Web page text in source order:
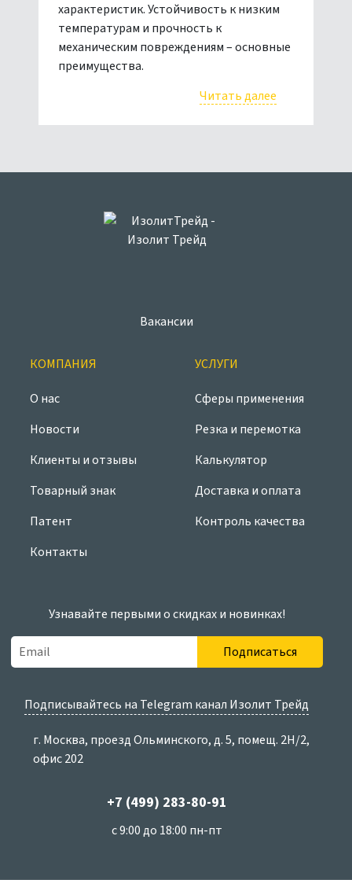
характеристик. Устойчивость к низким
температурам и прочность к
механическим повреждениям – основные
преимущества.
Читать далее
Вакансии
КОМПАНИЯ
О нас
Новости
Клиенты и отзывы
Товарный знак
Патент
Контакты
УСЛУГИ
Сферы применения
Резка и перемотка
Калькулятор
Доставка и оплата
Контроль качества
Узнавайте первыми о скидках и новинках!
Подписаться
Подписывайтесь на Telegram канал Изолит Трейд
г. Москва, проезд Ольминского, д. 5, помещ. 2Н/2,
офис 202
+7 (499) 283-80-91
с 9:00 до 18:00 пн-пт